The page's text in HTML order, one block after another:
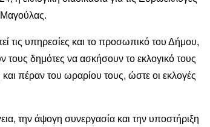
Μαγούλας.
τις υπηρεσίες και το προσωπικό του Δήμου,
τους δημότες να ασκήσουν το εκλογικό τους
πέραν του ωραρίου τους, ώστε οι εκλογές
την άψογη συνεργασία και την υποστήριξη